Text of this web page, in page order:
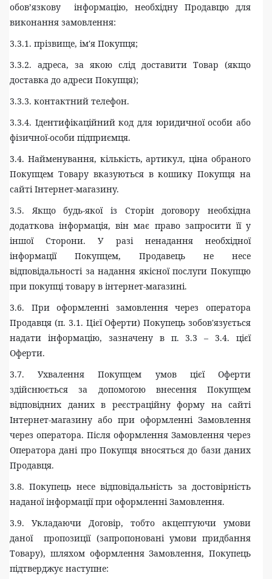
обов’язкову інформацію, необхідну Продавцю для
виконання замовлення:
3.3.1. прізвище, ім'я Покупця;
3.3.2. адреса, за якою слід доставити Товар (якщо
доставка до адреси Покупця);
3.3.3. контактний телефон.
3.3.4. Ідентифікаційний код для юридичної особи або
фізичної-особи підприємця.
3.4. Найменування, кількість, артикул, ціна обраного
Покупцем Товару вказуються в кошику Покупця на
сайті Інтернет-магазину.
3.5. Якщо будь-якої із Сторін договору необхідна
додаткова інформація, він має право запросити її у
іншоїСторони. У разі ненадання необхідної
інформації Покупцем, Продавець не несе
відповідальності за надання якісної послуги Покупцю
при покупці товару в інтернет-магазині.
3.6. При оформленні замовлення через оператора
Продавця (п. 3.1. Цієї Оферти) Покупець зобов'язується
надати інформацію, зазначену в п. 3.3 – 3.4. цієї
Оферти.
3.7. Ухвалення Покупцем умов цієї Оферти
здійснюється за допомогою внесення Покупцем
відповідних даних в реєстраційну форму на сайті
Інтернет-магазину або при оформленні Замовлення
через оператора. Після оформлення Замовлення через
Оператора дані про Покупця вносяться до бази даних
Продавця.
3.8. Покупець несе відповідальність за достовірність
наданої інформації при оформленні Замовлення.
3.9. Укладаючи Договір, тобто акцептуючи умови
даної пропозиції (запропоновані умови придбання
Товару), шляхом оформлення Замовлення, Покупець
підтверджує наступне: